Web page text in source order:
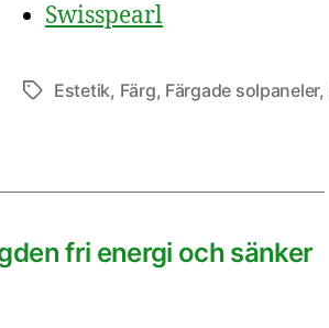
Swisspearl
Etiketter
Estetik, Färg, Färgade solpaneler,
fri energi och sänker